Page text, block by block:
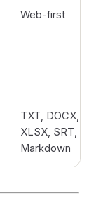
Web-first
TXT, DOCX,
XLSX, SRT,
Markdown